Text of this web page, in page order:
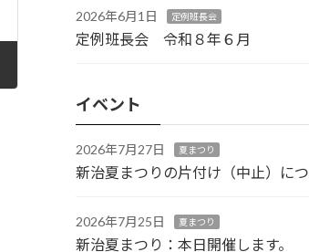
2026年6月1日 定例班長会
定例班長会 令和８年６月
イベント
2026年7月27日 夏まつり
新治夏まつりの片付け（中止）に
2026年7月25日 夏まつり
新治夏まつり：本日開催します。